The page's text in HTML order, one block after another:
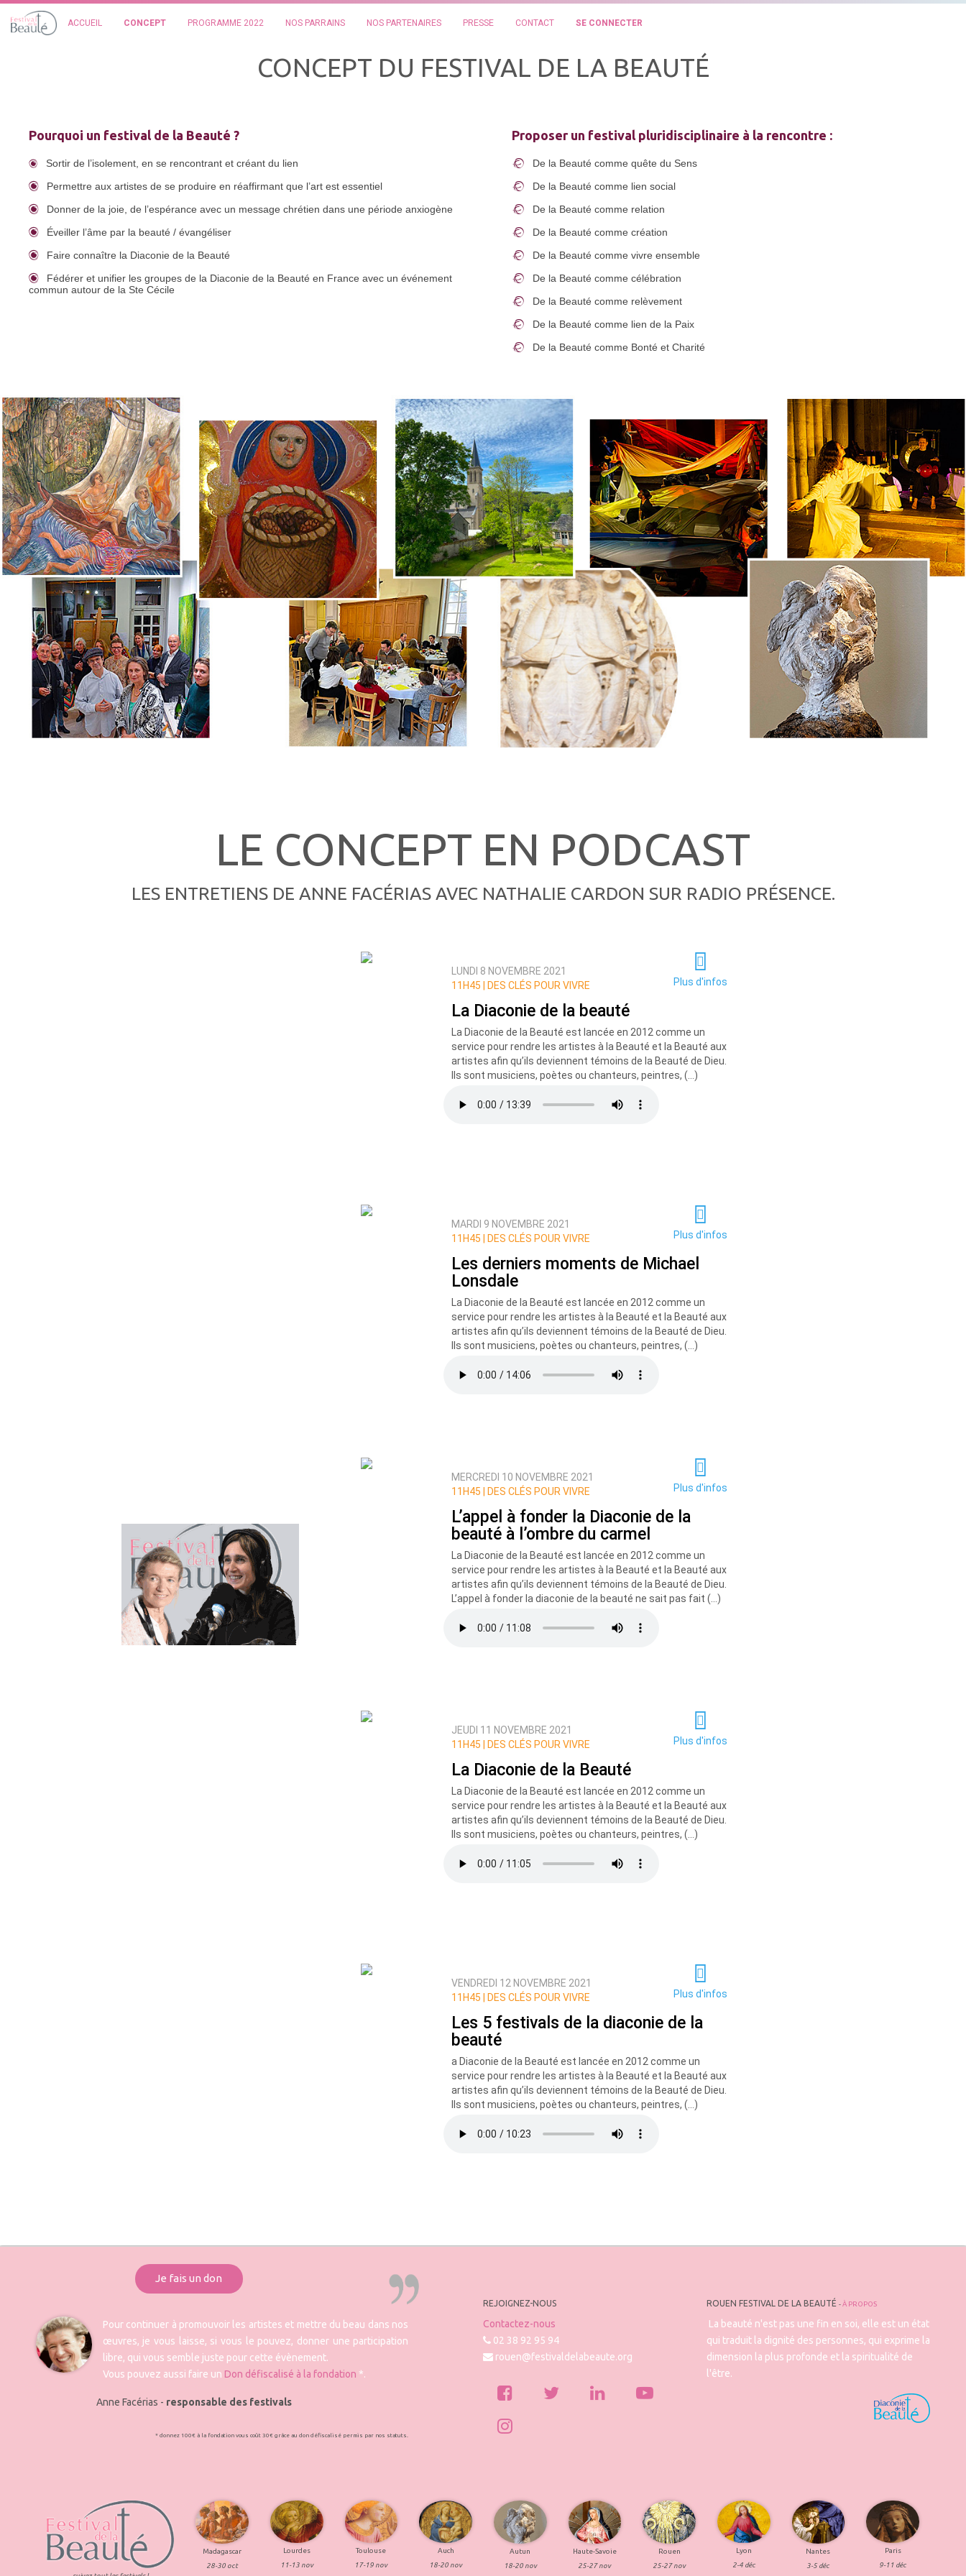
ACCUEIL CONCEPT PROGRAMME 2022 NOS PARRAINS NOS PARTENAIRES PRESSE CONTACT SE CONNECTER
CONCEPT DU FESTIVAL DE LA BEAUTÉ
Pourquoi un festival de la Beauté ?
Sortir de l’isolement, en se rencontrant et créant du lien
Permettre aux artistes de se produire en réaffirmant que l’art est essentiel
Donner de la joie, de l’espérance avec un message chrétien dans une période anxiogène
Éveiller l’âme par la beauté / évangéliser
Faire connaître la Diaconie de la Beauté
Fédérer et unifier les groupes de la Diaconie de la Beauté en France avec un événement
commun autour de la Ste Cécile
Proposer un festival pluridisciplinaire à la rencontre :
De la Beauté comme quête du Sens
De la Beauté comme lien social
De la Beauté comme relation
De la Beauté comme création
De la Beauté comme vivre ensemble
De la Beauté comme célébration
De la Beauté comme relèvement
De la Beauté comme lien de la Paix
De la Beauté comme Bonté et Charité
LE CONCEPT EN PODCAST
LES ENTRETIENS DE ANNE FACÉRIAS AVEC NATHALIE CARDON SUR RADIO PRÉSENCE.
Je fais un don
Pour continuer à promouvoir les artistes et mettre du beau dans nos
œuvres, je vous laisse, si vous le pouvez, donner une participation
libre, qui vous semble juste pour cette évènement.
Vous pouvez aussi faire un Don défiscalisé à la fondation *.
Anne Facérias - responsable des festivals
* donnez 100€ à la fondation vous coût 30€ grâce au don défiscalisé permis par nos statuts.
REJOIGNEZ-NOUS
Contactez-nous
02 38 92 95 94
rouen@festivaldelabeaute.org
ROUEN FESTIVAL DE LA BEAUTÉ -À PROPOS
La beauté n'est pas une fin en soi, elle est un état
qui traduit la dignité des personnes, qui exprime la
dimension la plus profonde et la spiritualité de
l'être.
Madagascar
28-30 oct
Lourdes
11-13 nov
Toulouse
17-19 nov
Auch
18-20 nov
Autun
18-20 nov
Haute-Savoie
25-27 nov
Rouen
25-27 nov
Lyon
2-4 déc
Nantes
3-5 déc
Paris
9-11 déc